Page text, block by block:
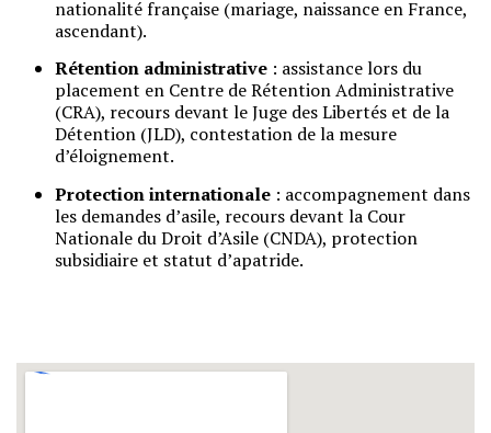
nationalité française (mariage, naissance en France,
ascendant).
Rétention administrative : assistance lors du
placement en Centre de Rétention Administrative
(CRA), recours devant le Juge des Libertés et de la
Détention (JLD), contestation de la mesure
d’éloignement.
Protection internationale : accompagnement dans
les demandes d’asile, recours devant la Cour
Nationale du Droit d’Asile (CNDA), protection
subsidiaire et statut d’apatride.